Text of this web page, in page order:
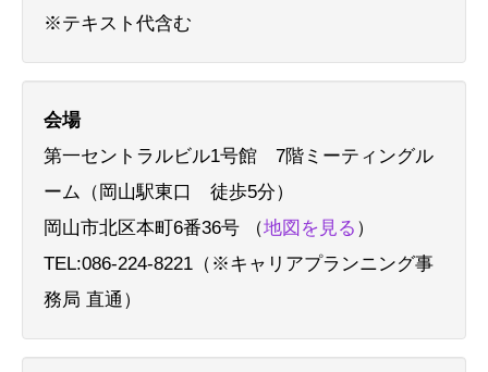
※テキスト代含む
会場
第一セントラルビル1号館 7階ミーティングル
ーム（岡山駅東口 徒歩5分）
岡山市北区本町6番36号 （地図を見る ）
TEL:086-224-8221（※キャリアプランニング事
務局 直通）